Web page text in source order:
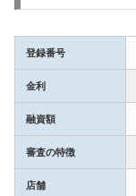
登録番号
金利
融資額
審査の特徴
店舗